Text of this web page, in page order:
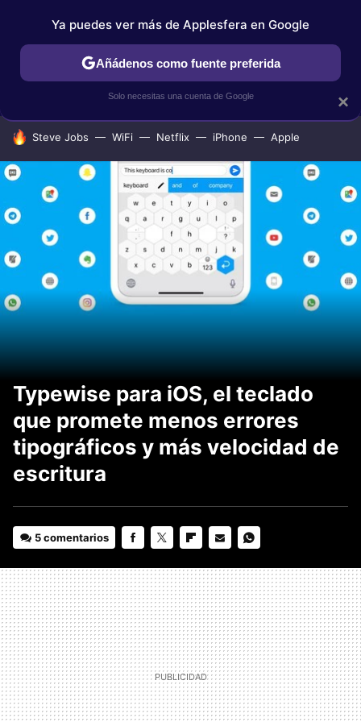
IPHONE TUTORIALES APPLESFERA SELECCIÓN
HOY SE HABLA DE
Steve Jobs WiFi Netflix iPhone Apple
Typewise para iOS, el teclado
que promete menos errores
tipográficos y más velocidad de
escritura
5 comentarios
MAIL
×
Ya puedes ver más de Applesfera en Google
Añádenos como fuente preferida
Solo necesitas una cuenta de Google